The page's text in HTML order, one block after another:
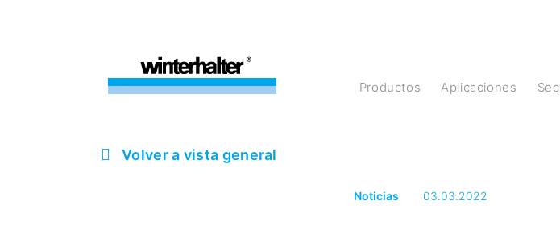
Productos Aplicaciones
Volver a vista general
Noticias 03.03.2022